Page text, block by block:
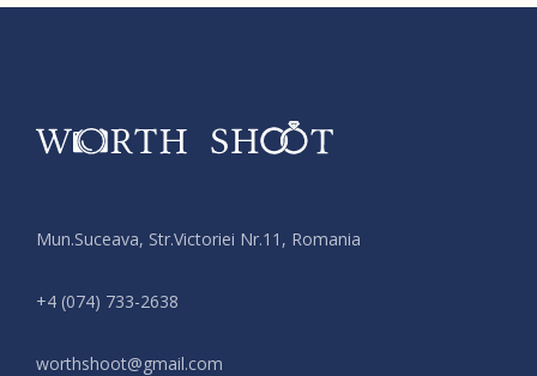
Mun.Suceava, Str.Victoriei Nr.11, Romania
+4 (074) 733-2638
moc.liamg@toohshtrow